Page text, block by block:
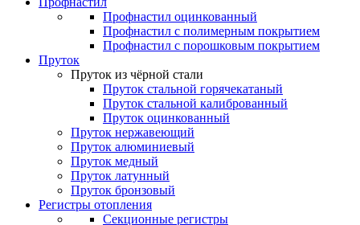
Профнастил оцинкованный
Профнастил с полимерным покрытием
Профнастил с порошковым покрытием
Пруток
Пруток из чёрной стали
Пруток стальной горячекатаный
Пруток стальной калиброванный
Пруток оцинкованный
Пруток нержавеющий
Пруток алюминиевый
Пруток медный
Пруток латунный
Пруток бронзовый
Регистры отопления
Секционные регистры